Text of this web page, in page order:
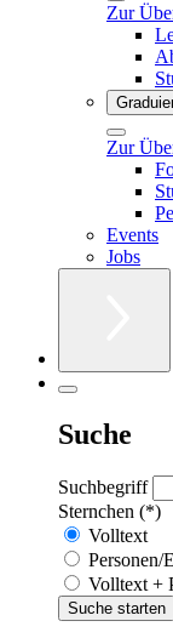
Zur
Zur
Events
Jobs
Suche
Suchbegriff
Sternchen (*)
Volltext
Personen/
Volltext +